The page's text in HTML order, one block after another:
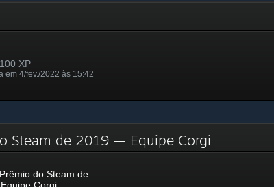
XP
em 4/fev./2022 às 15:42
Steam de 2019 — Equipe Corgi
do Steam de